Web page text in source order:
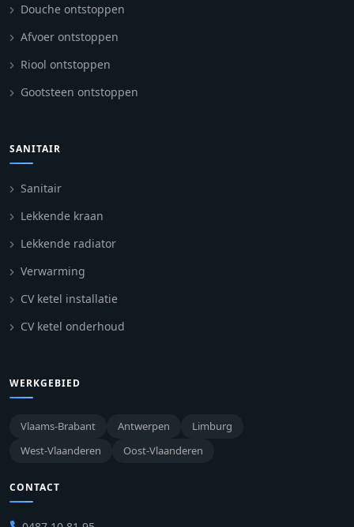
Douche ontstoppen
Afvoer ontstoppen
Riool ontstoppen
Gootsteen ontstoppen
SANITAIR
Sanitair
Lekkende kraan
Lekkende radiator
Verwarming
CV ketel installatie
CV ketel onderhoud
WERKGEBIED
Vlaams-Brabant Antwerpen
Limburg
West-Vlaanderen
Oost-Vlaanderen
CONTACT